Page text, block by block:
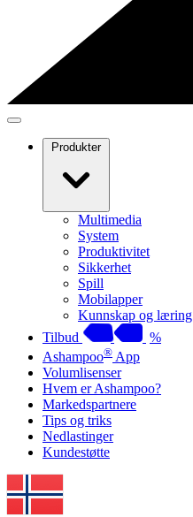
Produkter
Multimedia
System
Produktivitet
Sikkerhet
Spill
Mobilapper
Kunnskap og læring
Tilbud
%
Ashampoo® App
Volumlisenser
Hvem er Ashampoo?
Markedspartnere
Tips og triks
Nedlastinger
Kundestøtte